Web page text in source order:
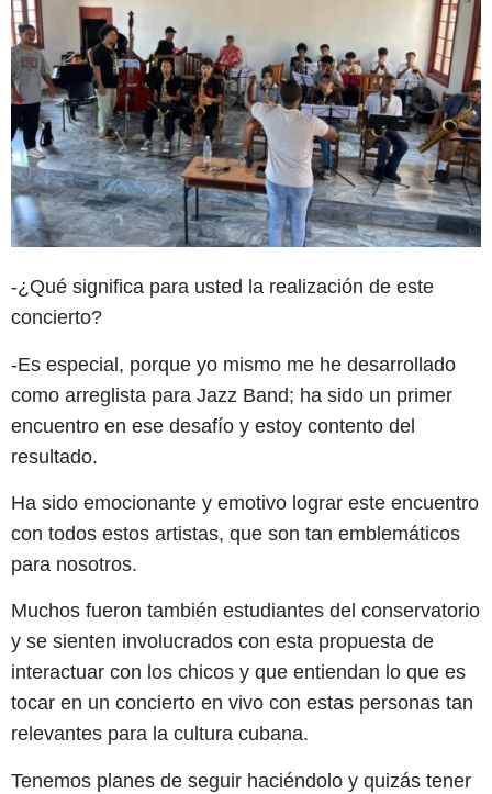
-¿Qué significa para usted la realización de este
concierto?
-Es especial, porque yo mismo me he desarrollado
como arreglista para Jazz Band; ha sido un primer
encuentro en ese desafío y estoy contento del
resultado.
Ha sido emocionante y emotivo lograr este encuentro
con todos estos artistas, que son tan emblemáticos
para nosotros.
Muchos fueron también estudiantes del conservatorio
y se sienten involucrados con esta propuesta de
interactuar con los chicos y que entiendan lo que es
tocar en un concierto en vivo con estas personas tan
relevantes para la cultura cubana.
Tenemos planes de seguir haciéndolo y quizás tener